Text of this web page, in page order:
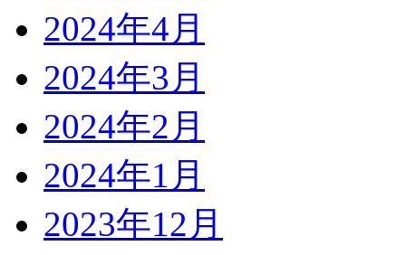
2024年4月
2024年3月
2024年2月
2024年1月
2023年12月